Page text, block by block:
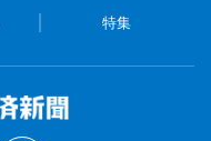
特集